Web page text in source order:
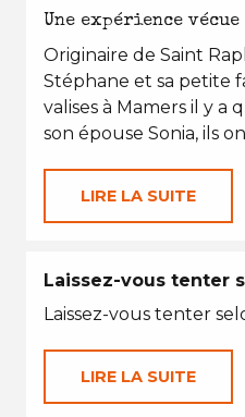
Une expérience
Originaire de Saint
Stéphane et sa petite
valises à Mamers il y a
son épouse Sonia, ils
LIRE LA SUITE
Laissez-vous tenter
Laissez-vous tenter
LIRE LA SUITE